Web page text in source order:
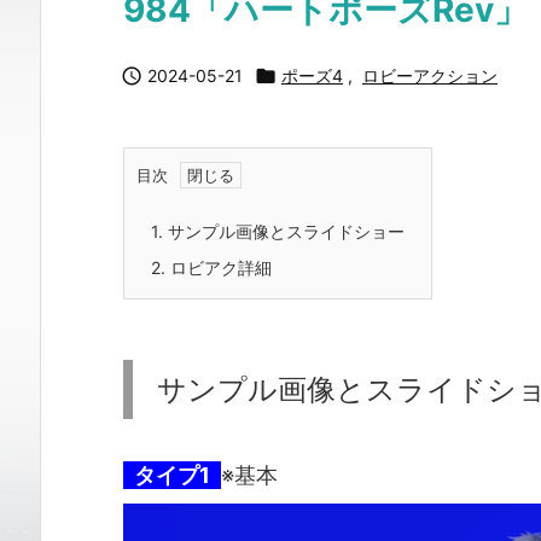
984「ハートポーズRev」
 2024-05-21  ポーズ4 , ロビーアクション
目次
1. サンプル画像とスライドショー
2. ロビアク詳細
サンプル画像とスライドシ
タイプ1 ※基本